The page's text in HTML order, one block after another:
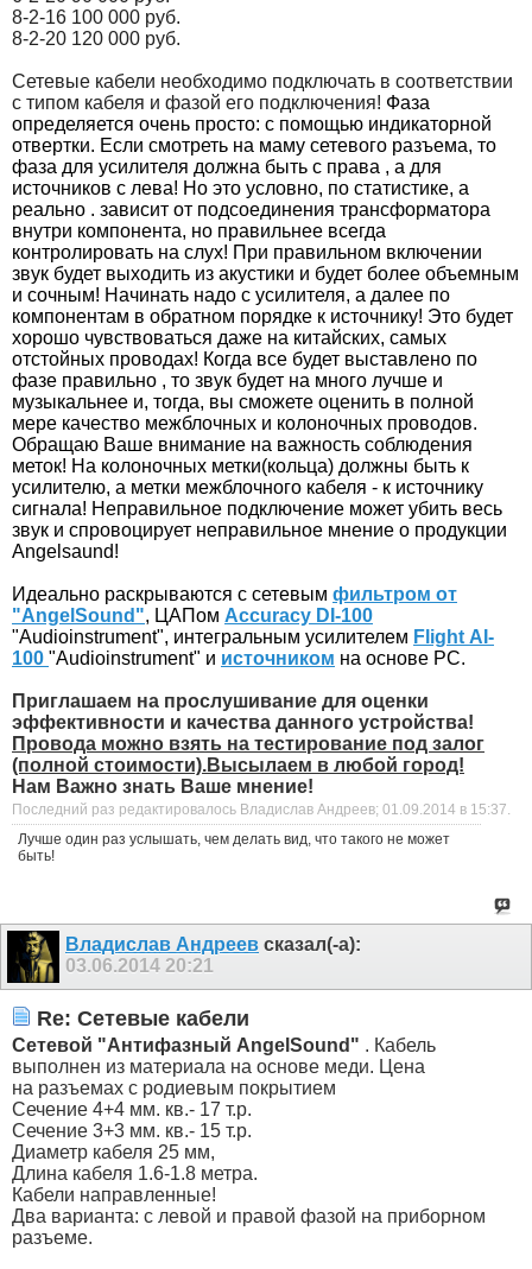
8-2-16 100 000 руб.
8-2-20 120 000 руб.
Сетевые кабели необходимо подключать в соответствии
с типом кабеля и фазой его подключения! Фаза
определяется очень просто: с помощью индикаторной
отвертки. Если смотреть на маму сетевого разъема, то
фаза для усилителя должна быть с права , а для
источников с лева! Но это условно, по статистике, а
реально . зависит от подсоединения трансформатора
внутри компонента, но правильнее всегда
контролировать на слух! При правильном включении
звук будет выходить из акустики и будет более объемным
и сочным! Начинать надо с усилителя, а далее по
компонентам в обратном порядке к источнику! Это будет
хорошо чувствоваться даже на китайских, самых
отстойных проводах! Когда все будет выставлено по
фазе правильно , то звук будет на много лучше и
музыкальнее и, тогда, вы сможете оценить в полной
мере качество межблочных и колоночных проводов.
Обращаю Ваше внимание на важность соблюдения
меток! На колоночных метки(кольца) должны быть к
усилителю, а метки межблочного кабеля - к источнику
сигнала! Неправильное подключение может убить весь
звук и спровоцирует неправильное мнение о продукции
Angelsaund!
Идеально раскрываются с сетевым фильтром от
"AngelSound", ЦАПом Accuracy DI-100
"Audioinstrument", интегральным усилителем Flight АI-
100 "Audioinstrument" и источником на основе PC.
Приглашаем на прослушивание для оценки
эффективности и качества данного устройства!
Провода можно взять на тестирование под залог
(полной стоимости).Высылаем в любой город!
Нам Важно знать Ваше мнение!
Последний раз редактировалось Владислав Андреев; 01.09.2014 в 15:37.
Лучше один раз услышать, чем делать вид, что такого не может
быть!
Владислав Андреев сказал(-а):
03.06.2014 20:21
Re: Сетевые кабели
Cетевой "Антифазный AngelSound" . Кабель
выполнен из материала на основе меди. Цена
на разъемах с родиевым покрытием
Сечение 4+4 мм. кв.- 17 т.р.
Сечение 3+3 мм. кв.- 15 т.р.
Диаметр кабеля 25 мм,
Длина кабеля 1.6-1.8 метра.
Кабели направленные!
Два варианта: с левой и правой фазой на приборном
разъеме.